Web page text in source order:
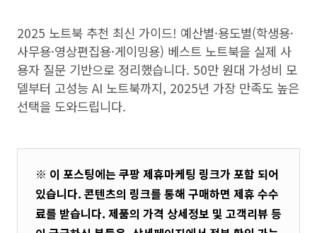
2025 노트북 추천 최신 가이드! 예산별·용도별(학생용·
사무용·영상편집용·게이밍용) 베스트 노트북을 실제 사
용자 질문 기반으로 정리했습니다. 50만 원대 가성비 모
델부터 고성능 AI 노트북까지, 2025년 가장 만족도 높은
선택을 도와드립니다.
※ 이 포스팅에는 쿠팡 제휴마케팅 링크가 포함 되어
있습니다. 콘텐츠의 링크를 통해 구매하면 제휴 수수
료를 받습니다. 제품의 가격 상세정보 및 고객리뷰 등